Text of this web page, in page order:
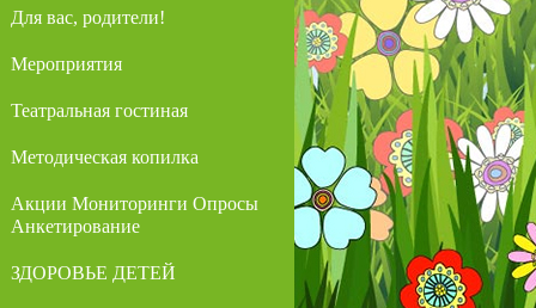
Для вас, родители!
Мероприятия
Театральная гостиная
Методическая копилка
Акции Мониторинги Опросы
Анкетирование
ЗДОРОВЬЕ ДЕТЕЙ